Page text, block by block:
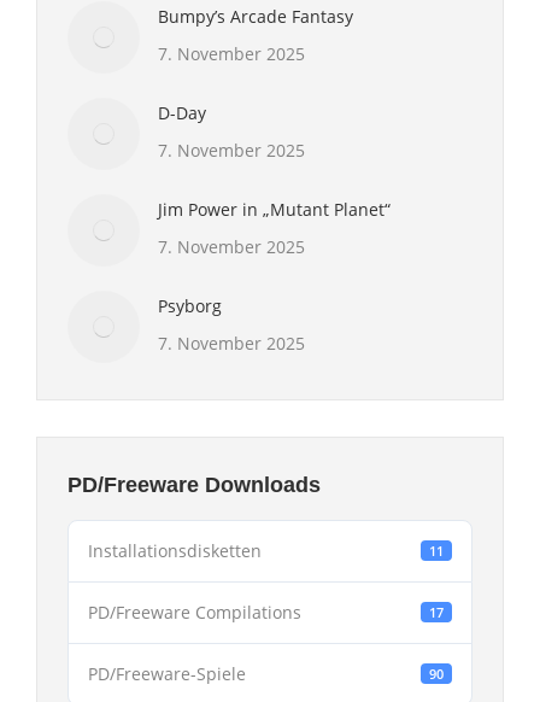
Bumpy’s Arcade Fantasy
7. November 2025
D-Day
7. November 2025
Jim Power in „Mutant Planet“
7. November 2025
Psyborg
7. November 2025
PD/Freeware Downloads
Installationsdisketten 11
PD/Freeware Compilations 17
PD/Freeware-Spiele 90